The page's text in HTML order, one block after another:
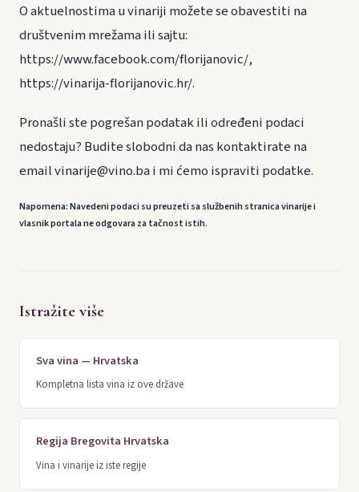
O aktuelnostima u vinariji možete se obavestiti na
društvenim mrežama ili sajtu:
https://www.facebook.com/florijanovic/,
https://vinarija-florijanovic.hr/.
Pronašli ste pogrešan podatak ili određeni podaci
nedostaju? Budite slobodni da nas kontaktirate na
email vinarije@vino.ba i mi ćemo ispraviti podatke.
Napomena: Navedeni podaci su preuzeti sa službenih stranica vinarije i
vlasnik portala ne odgovara za tačnost istih.
Istražite više
Sva vina — Hrvatska
Kompletna lista vina iz ove države
Regija Bregovita Hrvatska
Vina i vinarije iz iste regije